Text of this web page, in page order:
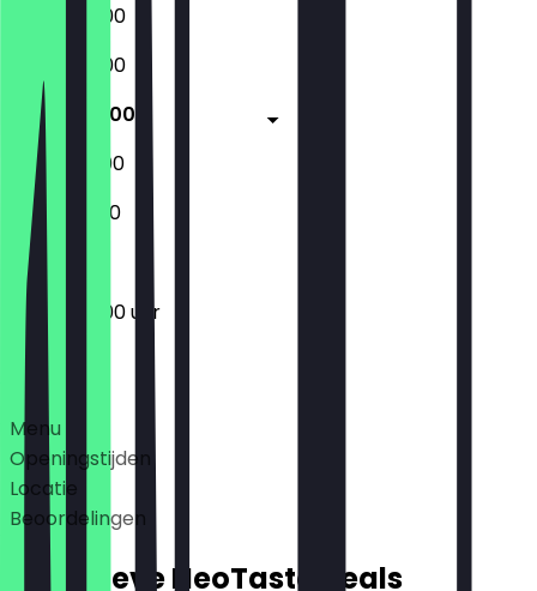
06:30 - 18:00
06:30 - 18:00
06:30 - 18:00
06:30 - 12:00
07:00 - 11:00
06:30 - 18:00 uur
Deals
Menu
Openingstijden
Locatie
Beoordelingen
Exclusieve NeoTaste Deals